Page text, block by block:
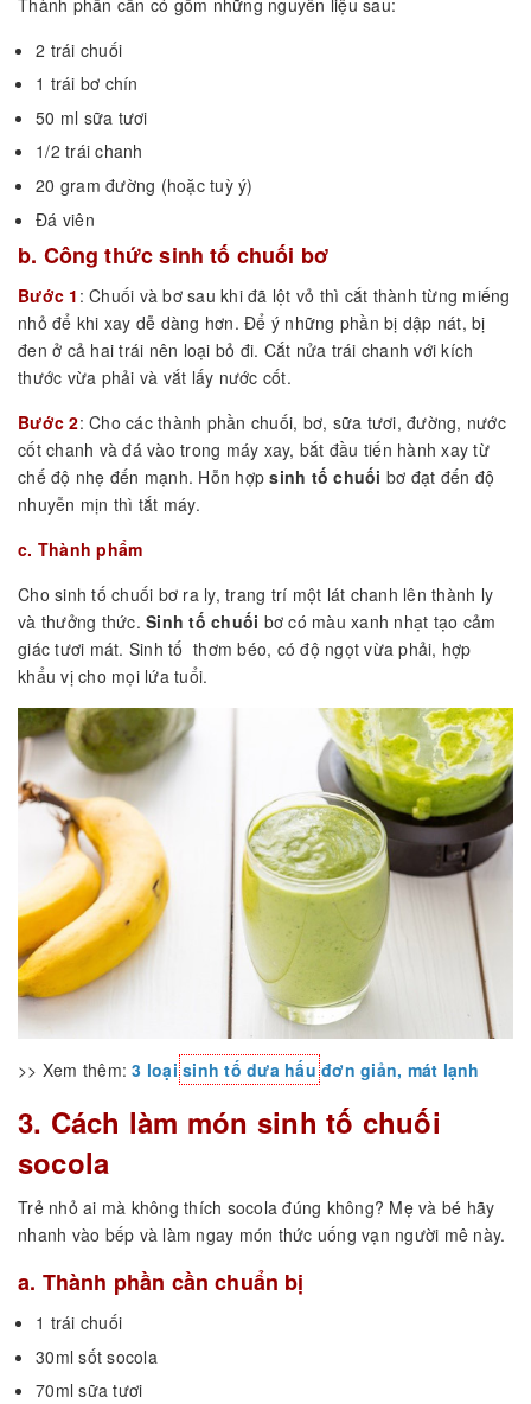
2 trái chuối
1 trái bơ chín
50 ml sữa tươi
1/2 trái chanh
20 gram đường (hoặc tuỳ ý)
Đá viên
b. Công thức sinh tố chuối bơ
Bước 1 : Chuối và bơ sau khi đã lột vỏ thì cắt thành từng miếng
nhỏ để khi xay dễ dàng hơn. Để ý những phần bị dập nát, bị
đen ở cả hai trái nên loại bỏ đi. Cắt nửa trái chanh với kích
thước vừa phải và vắt lấy nước cốt.
Bước 2: Cho các thành phần chuối, bơ, sữa tươi, đường, nước
cốt chanh và đá vào trong máy xay, bắt đầu tiến hành xay từ
chế độ nhẹ đến mạnh. Hỗn hợpsinh tố chuối bơ đạt đến độ
nhuyễn mịn thì tắt máy.
c. Thành phẩm
Cho sinh tố chuối bơ ra ly, trang trí một lát chanh lên thành ly
và thưởng thức. Sinh tố chuối bơ có màu xanh nhạt tạo cảm
giác tươi mát. Sinh tố thơm béo, có độ ngọt vừa phải, hợp
khẩu vị cho mọi lứa tuổi.
>> Xem thêm:3 loạisinh tố dưa hấuđơn giản, mát lạnh
3. Cách làm món sinh tố chuối
socola
Trẻ nhỏ ai mà không thích socola đúng không? Mẹ và bé hãy
nhanh vào bếp và làm ngay món thức uống vạn người mê này.
a. Thành phần cần chuẩn bị
1 trái chuối
30ml sốt socola
70ml sữa tươi